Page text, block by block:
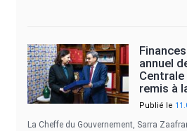
annuel
remis à
Publié le
La Cheffe du Gouvernement, Sarra